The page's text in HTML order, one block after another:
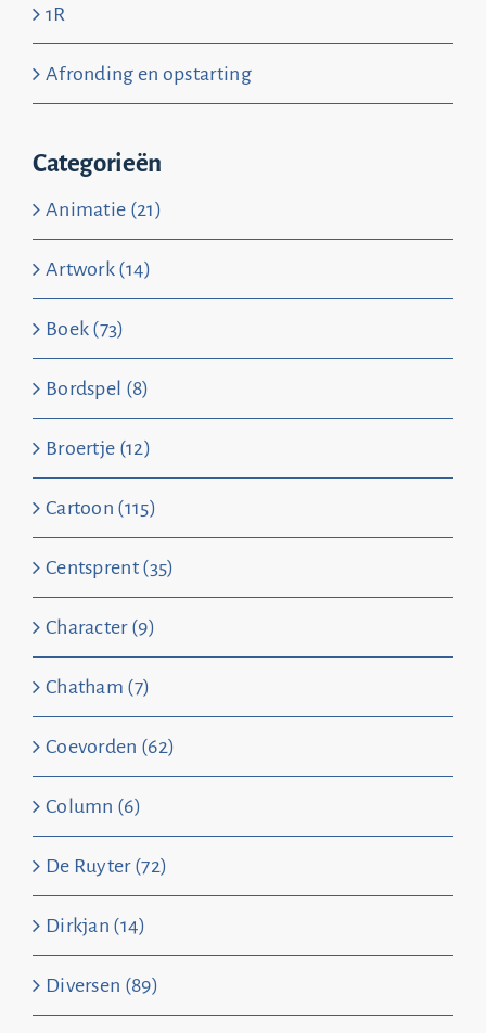
1R
Afronding en opstarting
Categorieën
Animatie (21)
Artwork (14)
Boek (73)
Bordspel (8)
Broertje (12)
Cartoon (115)
Centsprent (35)
Character (9)
Chatham (7)
Coevorden (62)
Column (6)
De Ruyter (72)
Dirkjan (14)
Diversen (89)